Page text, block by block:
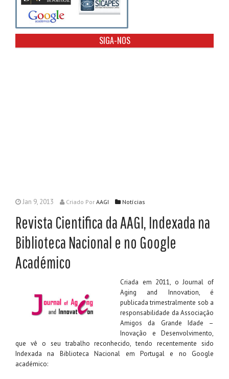
SIGA-NOS
Jan 9, 2013 Criado Por AAGI Notícias
Revista Cientifica da AAGI, Indexada na
Biblioteca Nacional e no Google
Académico
Criada em 2011, o Journal of
Aging and Innovation, é
publicada trimestralmente sob a
responsabilidade da Associação
Amigos da Grande Idade –
Inovação e Desenvolvimento,
que vê o seu trabalho reconhecido, tendo recentemente sido
Indexada na Biblioteca Nacional em Portugal e no Google
académico: